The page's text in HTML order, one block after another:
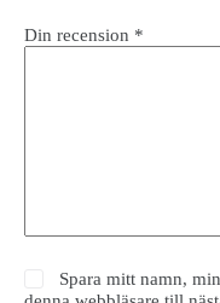
Din recension *
Spara mitt namn,